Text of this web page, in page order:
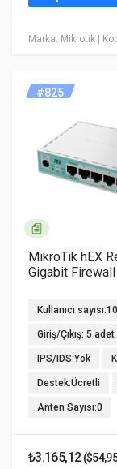
Marka: Mikrotik |
#825
MikroTik hEX
Gigabit
Kullanıcı
Giriş/Çıkış: 5
IPS/IDS:Yok
Destek:Ücretli
Anten Sayısı:0
₺3.165,12